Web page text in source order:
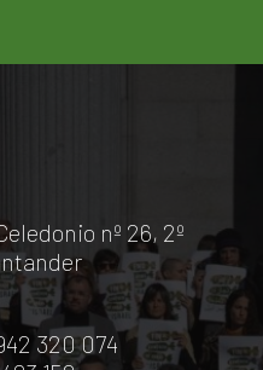
nº 26, 2º
320 074